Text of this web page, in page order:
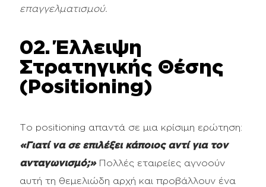
επαγγελματισμού.
02. Έλλειψη
Στρατηγικής Θέσης
(Positioning)
Το positioning απαντά σε μια κρίσιμη ερώτηση:
«Γιατί να σε επιλέξει κάποιος αντί για τον
ανταγωνισμό;»Πολλές εταιρείες αγνοούν
αυτή τη θεμελιώδη αρχή και προβάλλουν ένα